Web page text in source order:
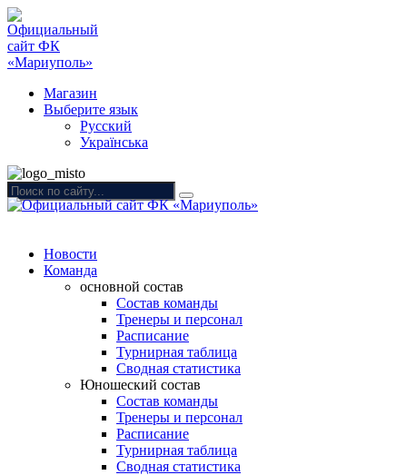
Магазин
Выберите язык
Русский
Українська
Новости
Команда
основной состав
Состав команды
Тренеры и персонал
Расписание
Турнирная таблица
Сводная статистика
Юношеский состав
Состав команды
Тренеры и персонал
Расписание
Турнирная таблица
Сводная статистика